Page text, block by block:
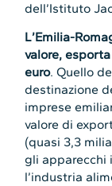
dell’Istituto
L’Emilia-
valore,
euro. Quello
destinazione
imprese
valore di
(quasi 3,3
gli apparecchi
l’industria